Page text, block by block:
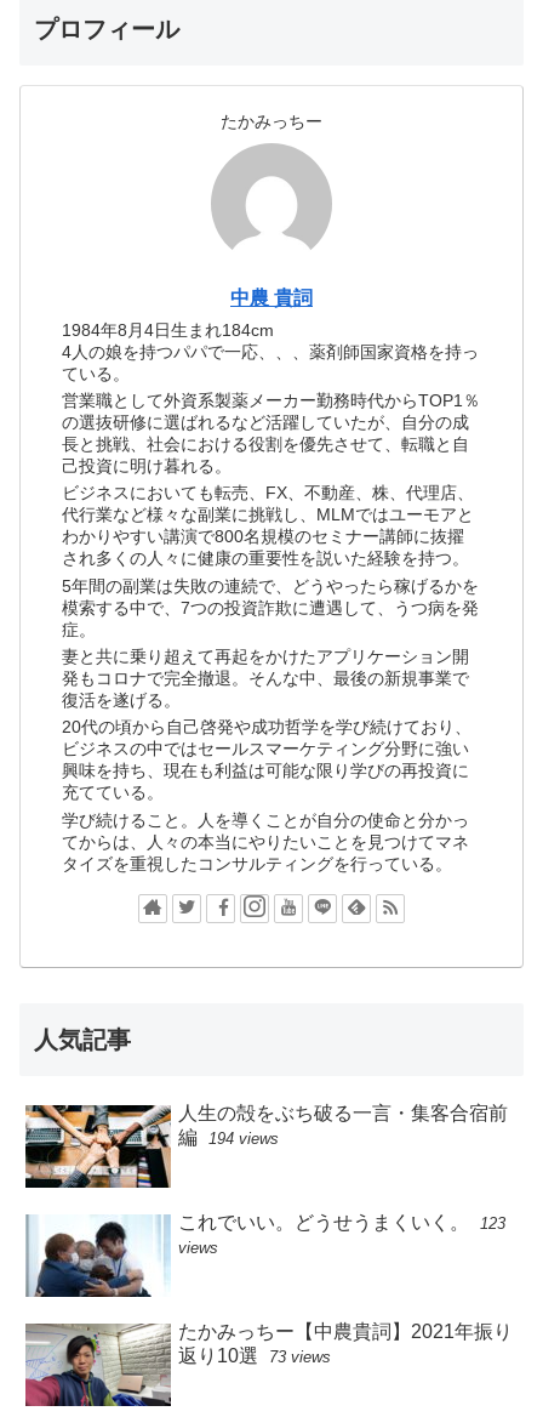
プロフィール
たかみっちー
中農 貴詞
1984年8月4日生まれ184cm
4人の娘を持つパパで一応、、、薬剤師国家資格を持っ
ている。
営業職として外資系製薬メーカー勤務時代からTOP1％
の選抜研修に選ばれるなど活躍していたが、自分の成
長と挑戦、社会における役割を優先させて、転職と自
己投資に明け暮れる。
ビジネスにおいても転売、FX、不動産、株、代理店、
代行業など様々な副業に挑戦し、MLMではユーモアと
わかりやすい講演で800名規模のセミナー講師に抜擢
され多くの人々に健康の重要性を説いた経験を持つ。
5年間の副業は失敗の連続で、どうやったら稼げるかを
模索する中で、7つの投資詐欺に遭遇して、うつ病を発
症。
妻と共に乗り超えて再起をかけたアプリケーション開
発もコロナで完全撤退。そんな中、最後の新規事業で
復活を遂げる。
20代の頃から自己啓発や成功哲学を学び続けており、
ビジネスの中ではセールスマーケティング分野に強い
興味を持ち、現在も利益は可能な限り学びの再投資に
充てている。
学び続けること。人を導くことが自分の使命と分かっ
てからは、人々の本当にやりたいことを見つけてマネ
タイズを重視したコンサルティングを行っている。
人気記事
人生の殻をぶち破る一言・集客合宿前
編
194 views
これでいい。どうせうまくいく。
123
views
たかみっちー【中農貴詞】2021年振り
返り10選
73 views